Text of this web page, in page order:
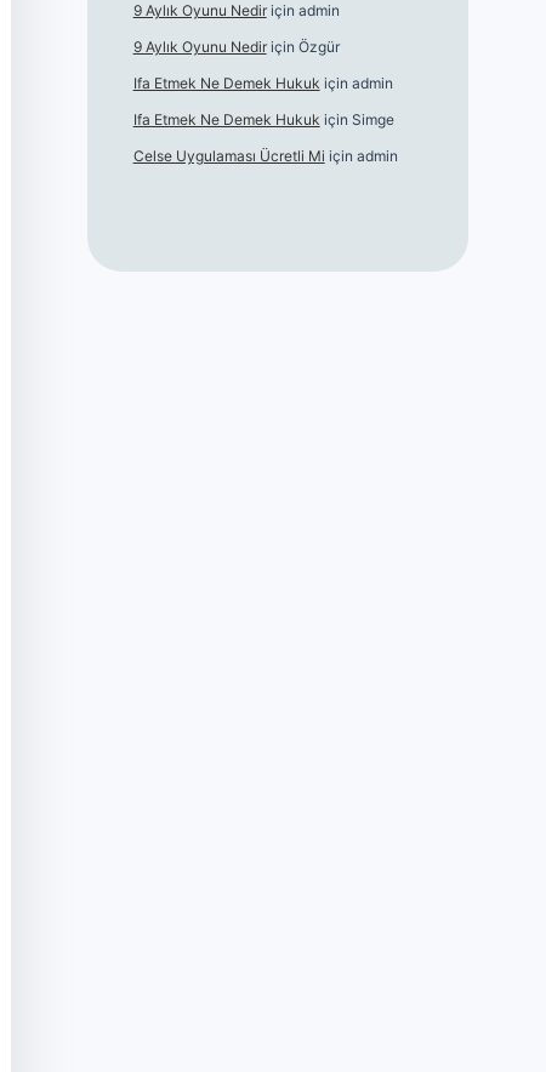
9 Aylık Oyunu Nediriçin admin
9 Aylık Oyunu Nediriçin Özgür
Ifa Etmek Ne Demek Hukuk için admin
Ifa Etmek Ne Demek Hukuk için Simge
Celse Uygulaması Ücretli Mi için admin